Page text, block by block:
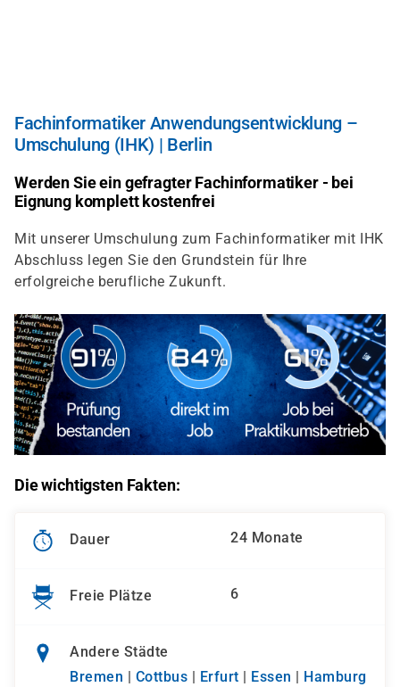
Fachinformatiker Anwendungsentwicklung –
Umschulung (IHK) | Berlin
Werden Sie ein gefragter Fachinformatiker - bei
Eignung komplett kostenfrei
Mit unserer Umschulung zum Fachinformatiker mit IHK
Abschluss legen Sie den Grundstein für Ihre
erfolgreiche berufliche Zukunft.
Die wichtigsten Fakten:
Dauer 24 Monate
Freie Plätze 6
Andere Städte
Bremen
Cottbus Erfurt Essen
Hamburg